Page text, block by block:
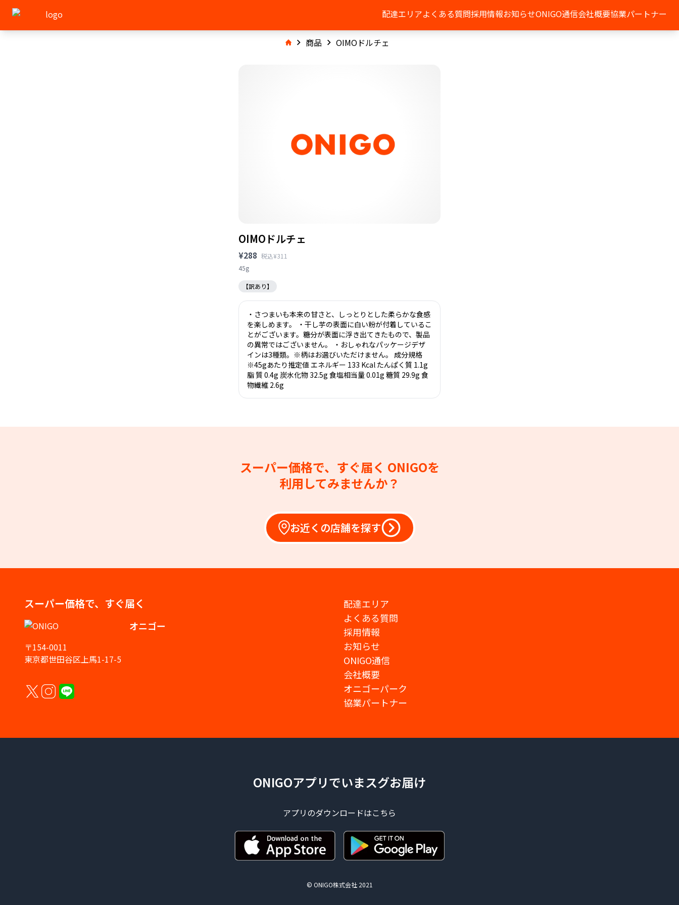
配達エリアよくある質問採用情報お知らせONIGO通信会社概要協業パートナー
商品 OIMOドルチェ
OIMOドルチェ
¥288 税込¥311
45g
【訳あり】
・さつまいも本来の甘さと、しっとりとした柔らかな食感
を楽しめます。 ・干し芋の表面に白い粉が付着しているこ
とがございます。糖分が表面に浮き出てきたもので、製品
の異常ではございません。 ・おしゃれなパッケージデザ
インは3種類。※柄はお選びいただけません。 成分規格
※45gあたり推定値 エネルギー 133 Kcal たんぱく質 1.1g
脂 質 0.4g 炭水化物 32.5g 食塩相当量 0.01g 糖質 29.9g 食
物繊維 2.6g
スーパー価格で、すぐ届く ONIGOを
利用してみませんか？
お近くの店舗を探す
スーパー価格で、すぐ届く
オニゴー
〒154-0011
東京都世田谷区上馬1-17-5
配達エリア
よくある質問
採用情報
お知らせ
ONIGO通信
会社概要
オニゴーパーク
協業パートナー
ONIGOアプリでいまスグお届け
アプリのダウンロードはこちら
© ONIGO株式会社 2021